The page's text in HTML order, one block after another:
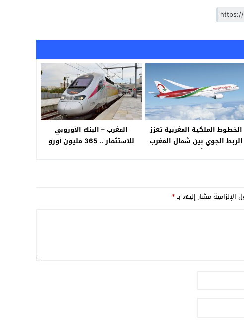
الخطوط الملكية المغربية تعزز
الربط الجوي بين شمال المغرب
وأوروبا
المغرب – البنك الأوروبي
للاستثمار .. 365 مليون أورو
لتعزيز متانة وسلامة الشبكات
الإلزامية مشار إليها بـ*